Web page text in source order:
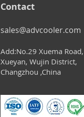
Contact
sales@advcooler.com
Add:No.29 Xuema Road,
Xueyan, Wujin District,
Changzhou ,China